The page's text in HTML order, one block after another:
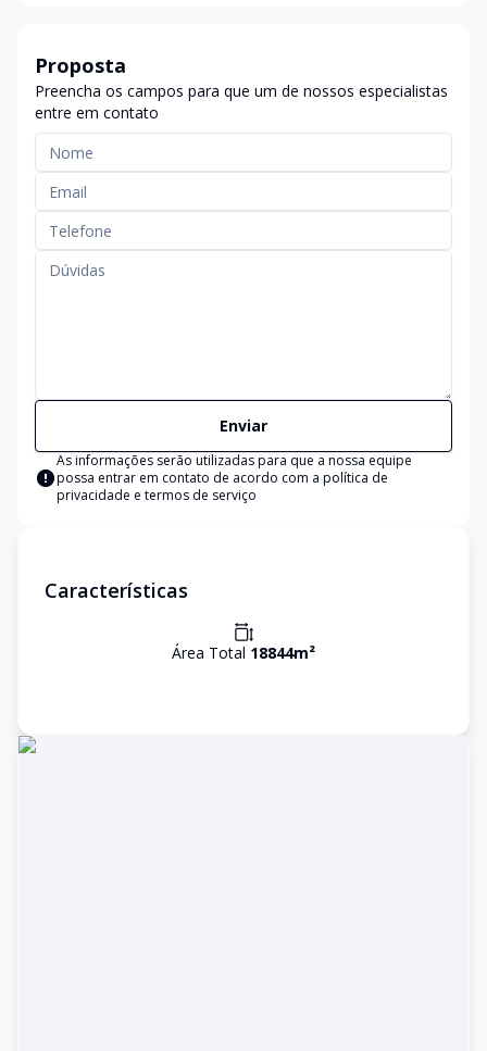
Proposta
Preencha os campos para que um de nossos especialistas
entre em contato
Enviar
As informações serão utilizadas para que a nossa equipe
possa entrar em contato de acordo com a política de
privacidade e termos de serviço
Características
Área Total 18844m²